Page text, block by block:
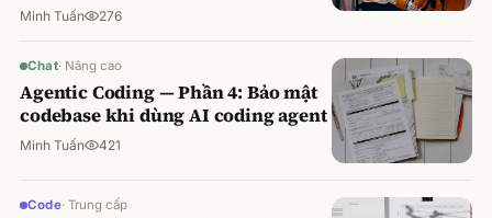
Minh Tuấn 276
Chat· Nâng cao
Agentic Coding — Phần 4: Bảo mật
codebase khi dùng AI coding agent
Minh Tuấn 421
Code· Trung cấp